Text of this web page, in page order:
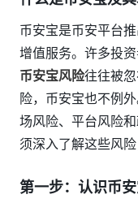
币安宝是币安平台
增值服务。许多投
币安宝风险往往被
险，币安宝也不例
场风险、平台风险
须深入了解这些风
第一步：认识币